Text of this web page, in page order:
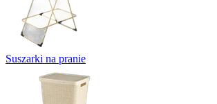
Suszarki na pranie